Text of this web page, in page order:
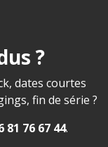
?
dates courtes
fin de série ?
81 76 67 44.